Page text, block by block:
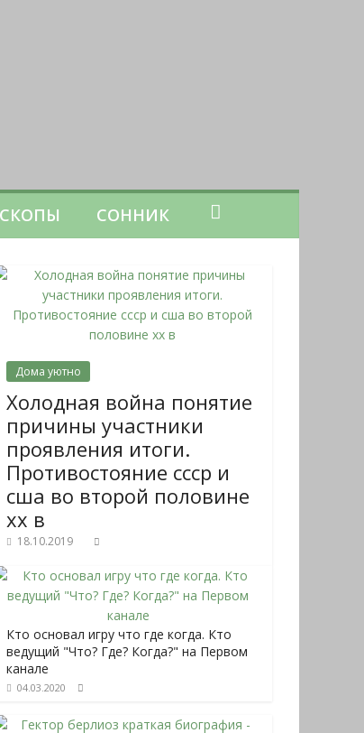
СОННИК
Дома уютно
Холодная война понятие
причины участники
проявления итоги.
Противостояние ссср и
сша во второй половине
хх в
18.10.2019
Кто основал игру что где когда. Кто
ведущий "Что? Где? Когда?" на Первом
канале
04.03.2020